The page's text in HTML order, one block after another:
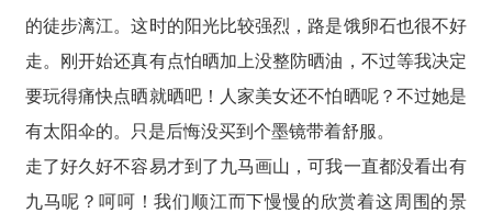
的徒步漓江。这时的阳光比较强烈，路是饿卵石也很不好
走。刚开始还真有点怕晒加上没整防晒油，不过等我决定
要玩得痛快点晒就晒吧！人家美女还不怕晒呢？不过她是
有太阳伞的。只是后悔没买到个墨镜带着舒服。
走了好久好不容易才到了九马画山，可我一直都没看出有
九马呢？呵呵！我们顺江而下慢慢的欣赏着这周围的景